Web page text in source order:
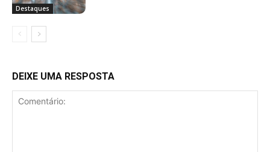
Destaques
DEIXE UMA RESPOSTA